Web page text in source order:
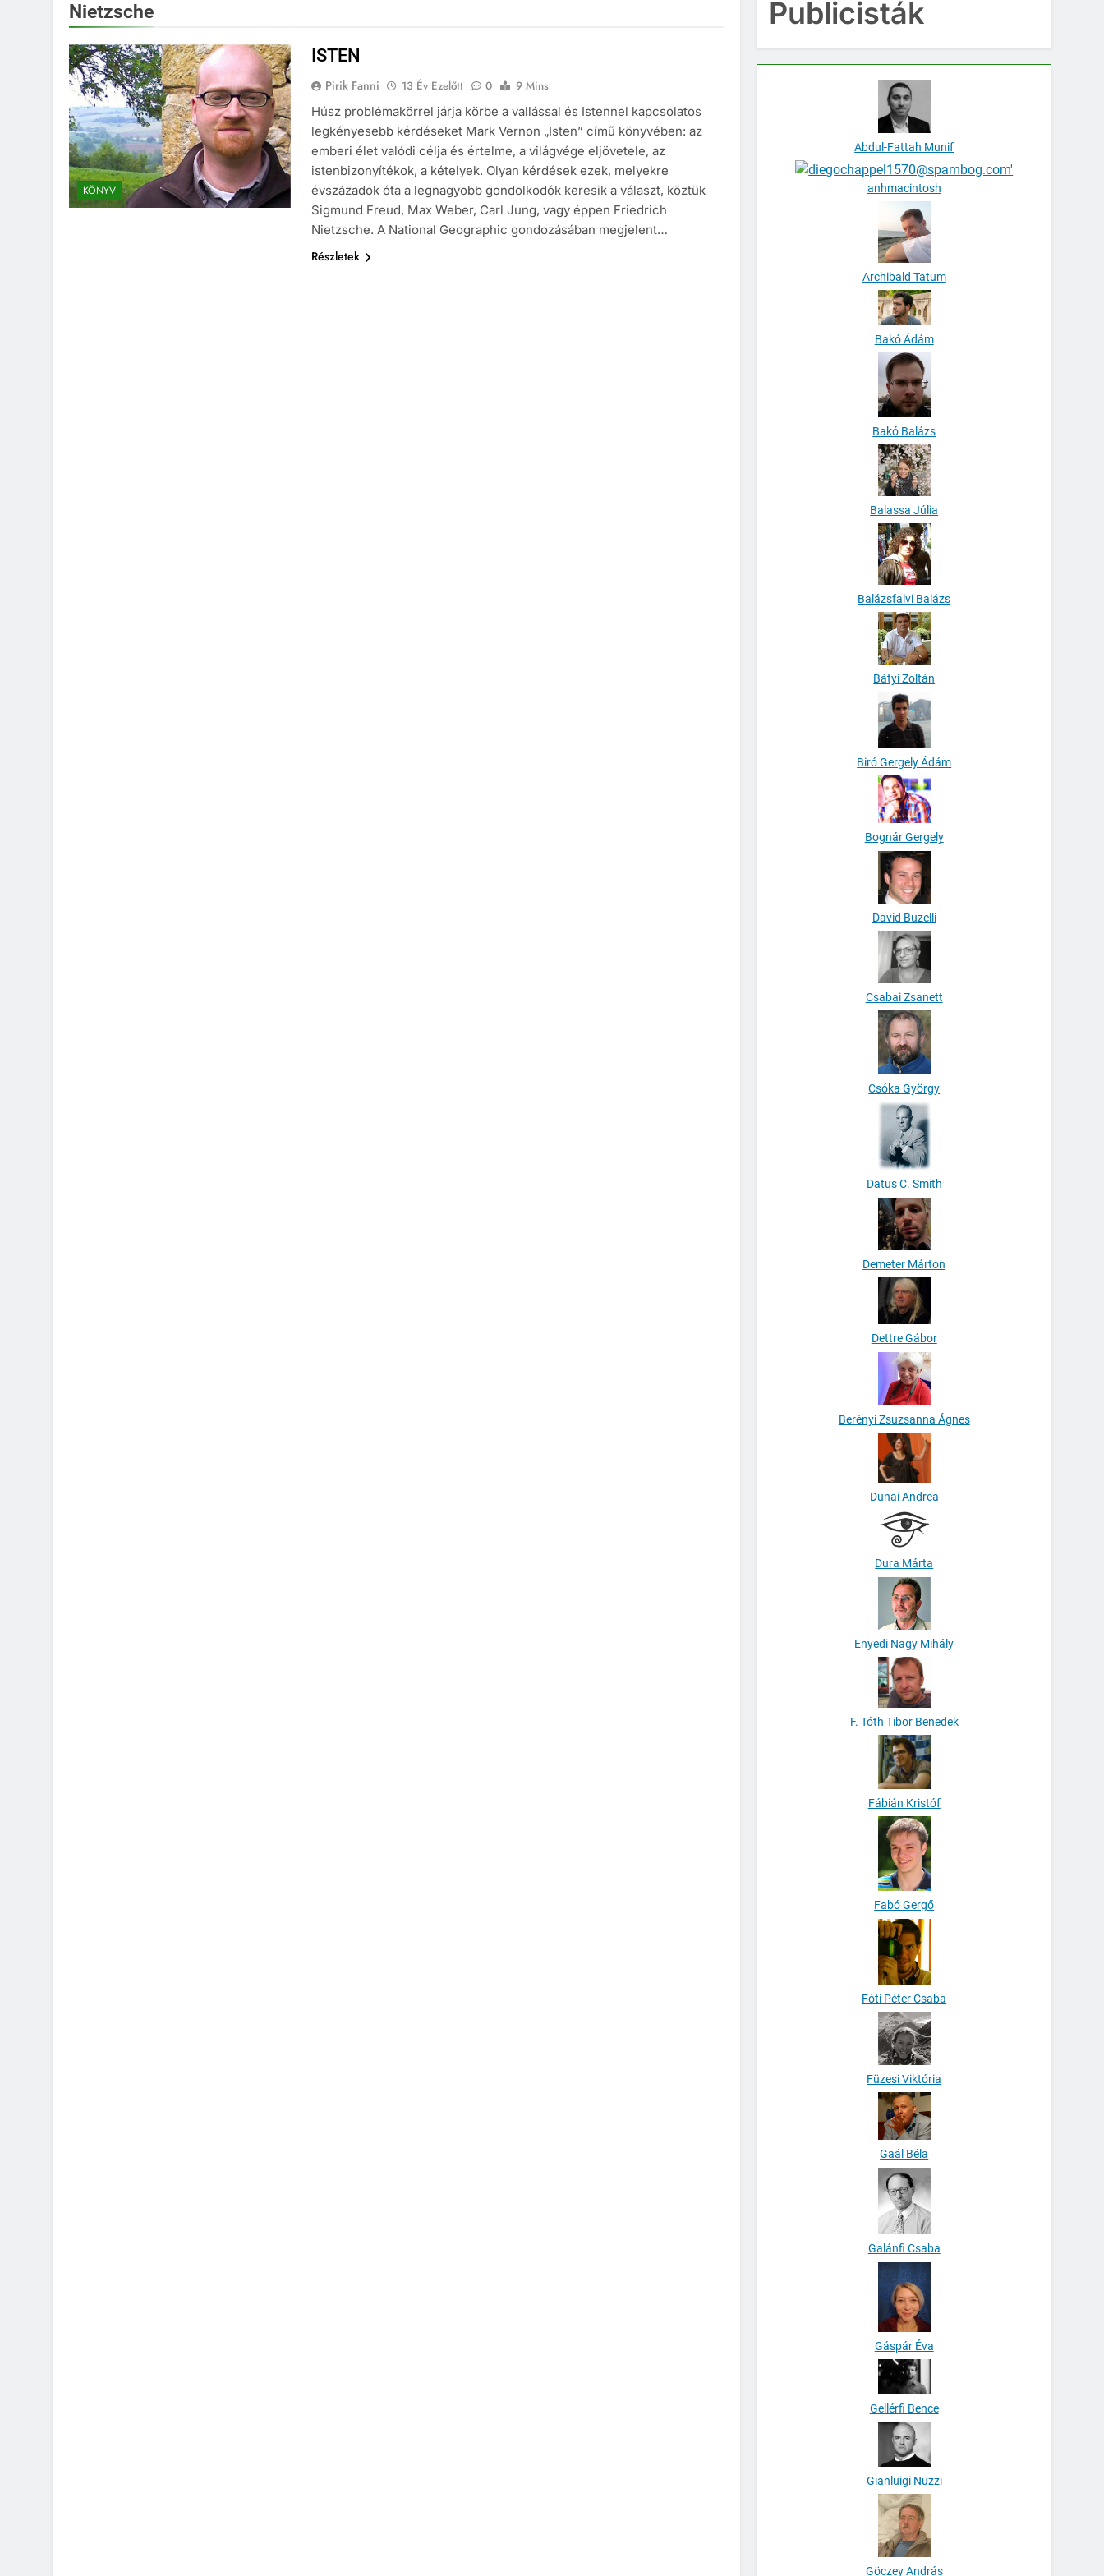
Nietzsche
KÖNYV
ISTEN
Pirik Fanni 13 Év Ezelőtt 0
9 Mins
Húsz problémakörrel járja körbe a vallással és Istennel kapcsolatos
legkényesebb kérdéseket Mark Vernon „Isten” című könyvében: az
emberi élet valódi célja és értelme, a világvége eljövetele, az
istenbizonyítékok, a kételyek. Olyan kérdések ezek, melyekre
évszázadok óta a legnagyobb gondolkodók keresik a választ, köztük
Sigmund Freud, Max Weber, Carl Jung, vagy éppen Friedrich
Nietzsche. A National Geographic gondozásában megjelent…
Részletek
Publicisták
Abdul-Fattah Munif
anhmacintosh
Archibald Tatum
Bakó Ádám
Bakó Balázs
Balassa Júlia
Balázsfalvi Balázs
Bátyi Zoltán
Biró Gergely Ádám
Bognár Gergely
David Buzelli
Csabai Zsanett
Csóka György
Datus C. Smith
Demeter Márton
Dettre Gábor
Berényi Zsuzsanna Ágnes
Dunai Andrea
Dura Márta
Enyedi Nagy Mihály
F. Tóth Tibor Benedek
Fábián Kristóf
Fabó Gergő
Fóti Péter Csaba
Füzesi Viktória
Gaál Béla
Galánfi Csaba
Gáspár Éva
Gellérfi Bence
Gianluigi Nuzzi
Göczey András